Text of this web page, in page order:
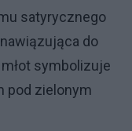
satyrycznego
do
symbolizuje
pod zielonym